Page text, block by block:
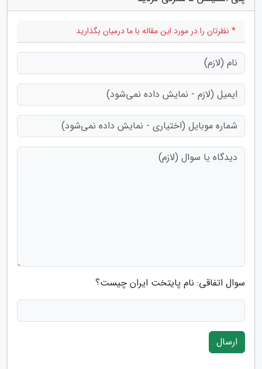
* نظرتان را در مورد این مقاله با ما درمیان بگذارید
سوال اتفاقی: نام پایتخت ایران چیست؟
ارسال